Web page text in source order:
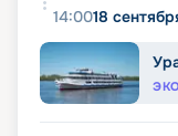
14:0018